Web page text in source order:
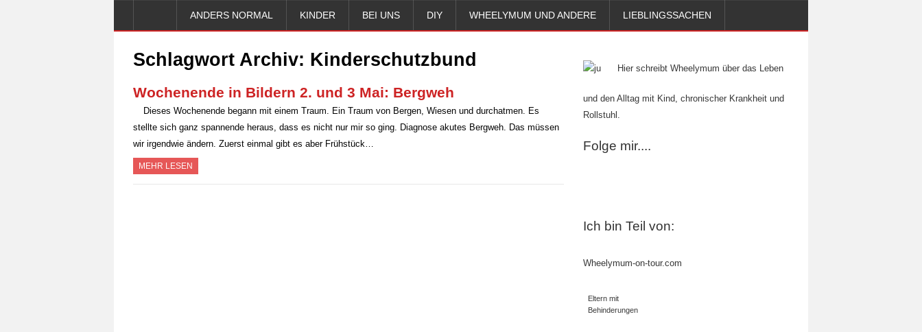
ANDERS NORMAL KINDER BEI UNS DIY WHEELYMUM UND ANDERE LIEBLINGSSACHEN
Schlagwort Archiv: Kinderschutzbund
Wochenende in Bildern 2. und 3 Mai: Bergweh
Dieses Wochenende begann mit einem Traum. Ein Traum von Bergen, Wiesen und durchatmen. Es
stellte sich ganz spannende heraus, dass es nicht nur mir so ging. Diagnose akutes Bergweh. Das müssen
wir irgendwie ändern. Zuerst einmal gibt es aber Frühstück…
MEHR LESEN
Hier schreibt Wheelymum über das Leben
und den Alltag mit Kind, chronischer Krankheit und
Rollstuhl.
Folge mir....
Ich bin Teil von:
Wheelymum-on-tour.com
Eltern mit
Behinderungen